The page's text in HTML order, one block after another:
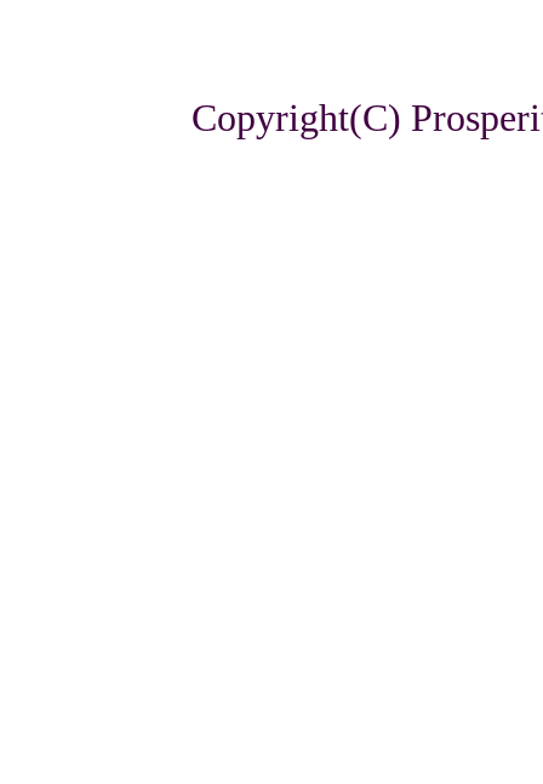
Copyright(C)